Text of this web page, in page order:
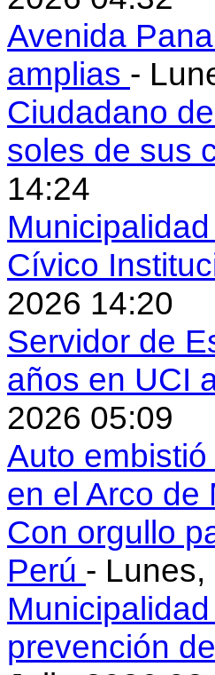
Avenida
amplias -
Ciudadano
soles de sus
14:24
Cívico
2026 14:20
Servidor de
años en UCI
2026 05:09
Auto
en el Arco de
Con orgullo
Perú -
prevención